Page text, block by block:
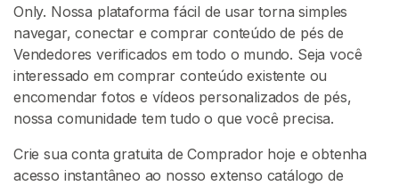
Only. Nossa plataforma fácil de usar torna simples
navegar, conectar e comprar conteúdo de pés de
Vendedores verificados em todo o mundo. Seja você
interessado em comprar conteúdo existente ou
encomendar fotos e vídeos personalizados de pés,
nossa comunidade tem tudo o que você precisa.
Crie sua conta gratuita de Comprador hoje e obtenha
acesso instantâneo ao nosso extenso catálogo de
/
S
u
p
o
r
e